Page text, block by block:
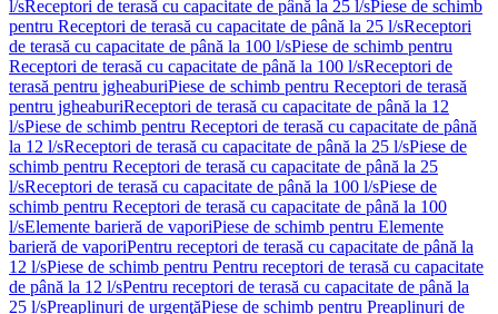
l/sReceptori de terasă cu capacitate de până la 25 l/sPiese de schimb
pentru Receptori de terasă cu capacitate de până la 25 l/sReceptori
de terasă cu capacitate de până la 100 l/sPiese de schimb pentru
Receptori de terasă cu capacitate de până la 100 l/sReceptori de
terasă pentru jgheaburiPiese de schimb pentru Receptori de terasă
pentru jgheaburiReceptori de terasă cu capacitate de până la 12
l/sPiese de schimb pentru Receptori de terasă cu capacitate de până
la 12 l/sReceptori de terasă cu capacitate de până la 25 l/sPiese de
schimb pentru Receptori de terasă cu capacitate de până la 25
l/sReceptori de terasă cu capacitate de până la 100 l/sPiese de
schimb pentru Receptori de terasă cu capacitate de până la 100
l/sElemente barieră de vaporiPiese de schimb pentru Elemente
barieră de vaporiPentru receptori de terasă cu capacitate de până la
12 l/sPiese de schimb pentru Pentru receptori de terasă cu capacitate
de până la 12 l/sPentru receptori de terasă cu capacitate de până la
25 l/sPreaplinuri de urgenţăPiese de schimb pentru Preaplinuri de